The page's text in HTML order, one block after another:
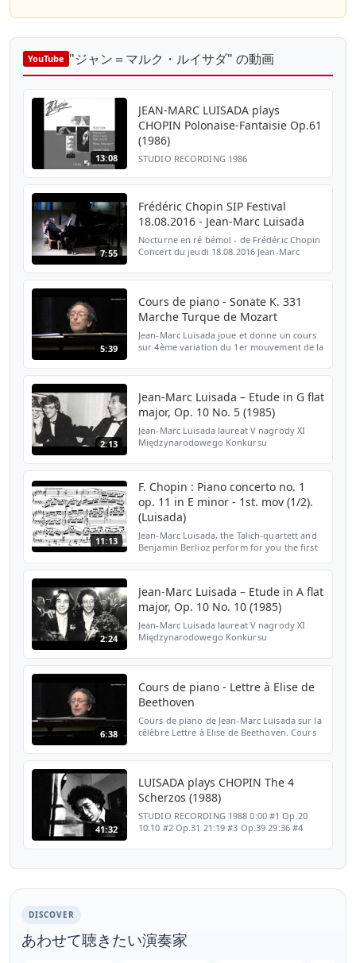
YouTube "ジャン＝マルク・ルイサダ" の動画
13:08
JEAN-MARC LUISADA plays
CHOPIN Polonaise-Fantaisie Op.61
(1986)
STUDIO RECORDING 1986
7:55
Frédéric Chopin SIP Festival
18.08.2016 - Jean-Marc Luisada
Nocturne en ré bémol - de Frédéric Chopin
Concert du jeudi 18.08.2016 Jean-Marc
5:39
Cours de piano - Sonate K. 331
Marche Turque de Mozart
Jean-Marc Luisada joue et donne un cours
sur 4ème variation du 1er mouvement de la
2:13
Jean-Marc Luisada – Etude in G flat
major, Op. 10 No. 5 (1985)
Jean-Marc Luisada laureat V nagrody XI
Międzynarodowego Konkursu
11:13
F. Chopin : Piano concerto no. 1
op. 11 in E minor - 1st. mov (1/2).
(Luisada)
Jean-Marc Luisada, the Talich-quartett and
Benjamin Berlioz perform for you the first
2:24
Jean-Marc Luisada – Etude in A flat
major, Op. 10 No. 10 (1985)
Jean-Marc Luisada laureat V nagrody XI
Międzynarodowego Konkursu
6:38
Cours de piano - Lettre à Elise de
Beethoven
Cours de piano de Jean-Marc Luisada sur la
célèbre Lettre à Elise de Beethoven. Cours
41:32
LUISADA plays CHOPIN The 4
Scherzos (1988)
STUDIO RECORDING 1988 0:00 #1 Op.20
10:10 #2 Op.31 21:19 #3 Op.39 29:36 #4
DISCOVER
あわせて聴きたい演奏家